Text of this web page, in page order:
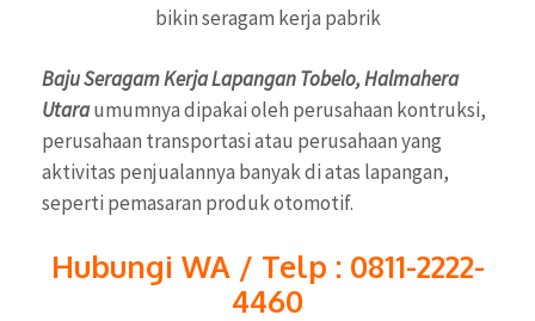
bikin seragam kerja pabrik
Baju Seragam Kerja Lapangan Tobelo, Halmahera
Utaraumumnya dipakai oleh perusahaan kontruksi,
perusahaan transportasi atau perusahaan yang
aktivitas penjualannya banyak di atas lapangan,
seperti pemasaran produk otomotif.
Hubungi WA / Telp : 0811-2222-
4460